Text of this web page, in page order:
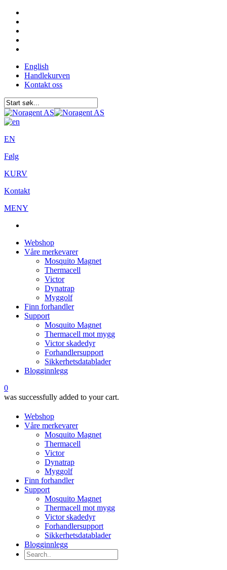
English
Handlekurven
Kontakt oss
EN
Følg
KURV
Kontakt
MENY
Webshop
Våre merkevarer
Mosquito Magnet
Thermacell
Victor
Dynatrap
Myggolf
Finn forhandler
Support
Mosquito Magnet
Thermacell mot mygg
Victor skadedyr
Forhandlersupport
Sikkerhetsdatablader
Blogginnlegg
0
was successfully added to your cart.
Webshop
Våre merkevarer
Mosquito Magnet
Thermacell
Victor
Dynatrap
Myggolf
Finn forhandler
Support
Mosquito Magnet
Thermacell mot mygg
Victor skadedyr
Forhandlersupport
Sikkerhetsdatablader
Blogginnlegg